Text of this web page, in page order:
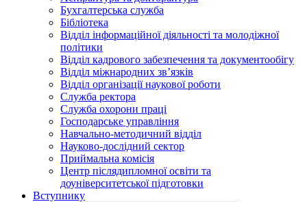
Бухгалтерська служба
Бібліотека
Відділ інформаційної діяльності та молодіжної
політики
Відділ кадрового забезпечення та документообігу
Відділ міжнародних зв’язків
Відділ організації наукової роботи
Служба ректора
Служба охорони праці
Господарське управління
Навчально-методичний відділ
Науково-дослідний сектор
Приймальна комісія
Центр післядипломної освіти та
доуніверситетської підготовки
Вступнику